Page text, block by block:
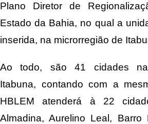
Plano Diretor de
Estado da Bahia, no qual a
inserida, na microrregião de
Ao todo, são 41 cidades na
Itabuna, contando com a
HBLEM atenderá à 22
Almadina, Aurelino Leal, Barro